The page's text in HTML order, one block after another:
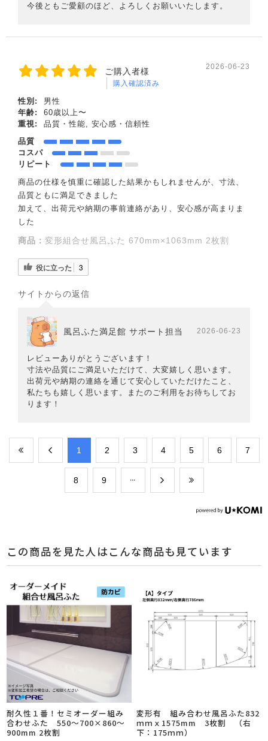
今後ともご愛顧のほど、よろしくお願いいたします。
ご購入者様
購入確認済み
2026-06-23
性別:
男性
年齢:
60歳以上〜
重視:
品質・性能, 安心感・信頼性
品質
コスパ
リピート
商品の仕様を慎重に確認した結果かもしれませんが、寸法、
品質ともに満足できました
加えて、出荷元や納期の事前連絡があり、安心感が高まりま
した
商品： 変形組合せ風呂ふた 670mm×1063mm 2枚割
役に立った 3
サイトからの返信
風呂ふた満足館 サポート担当 2026-06-23
レビューありがとうございます！
寸法や品質にご満足いただけて、大変嬉しく思います。
出荷元や納期の連絡を通じて安心していただけたこと、
私たちも嬉しく思います。またのご利用をお待ちしてお
ります！
​1 ​2 ​3 ​4 ​5 ​6 ​7
​8 ​9
この商品を見た人はこんな商品も見ています
耐久性１番！セミオーダー組み
合わせふた 550～700×860～
900mm 2枚割
変形有 組み合わせ風呂ふた832
ｍｍｘ1575mm 3枚割 （右
下：175ｍｍ）